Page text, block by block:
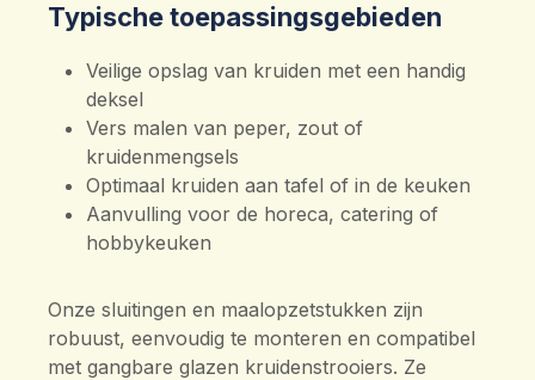
Typische toepassingsgebieden
Veilige opslag van kruiden met een handig
deksel
Vers malen van peper, zout of
kruidenmengsels
Optimaal kruiden aan tafel of in de keuken
Aanvulling voor de horeca, catering of
hobbykeuken
Onze sluitingen en maalopzetstukken zijn
robuust, eenvoudig te monteren en compatibel
met gangbare glazen kruidenstrooiers. Ze